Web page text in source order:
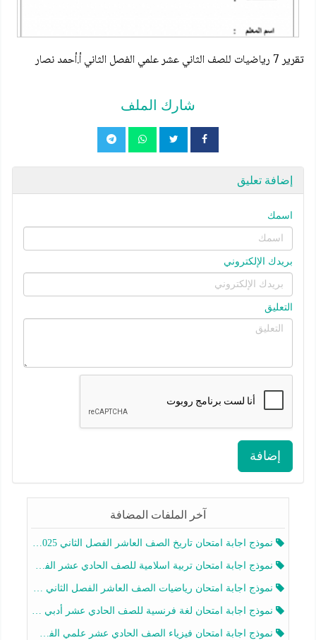
تقرير 7 رياضيات للصف الثاني عشر علمي الفصل الثاني أ.أحمد نصار
شارك الملف
إضافة تعليق
اسمك
بريدك الإلكتروني
التعليق
إضافة
آخر الملفات المضافة
نموذج اجابة امتحان تاريخ الصف العاشر الفصل الثاني 2025-2026
نموذج اجابة امتحان تربية اسلامية للصف الحادي عشر الفصل الثاني 2025-2026
نموذج اجابة امتحان رياضيات الصف العاشر الفصل الثاني 2025-2026
نموذج اجابة امتحان لغة فرنسية للصف الحادي عشر أدبي الفصل الثاني 2025-2026
نموذج اجابة امتحان فيزياء الصف الحادي عشر علمي الفصل الثاني 2025-2026